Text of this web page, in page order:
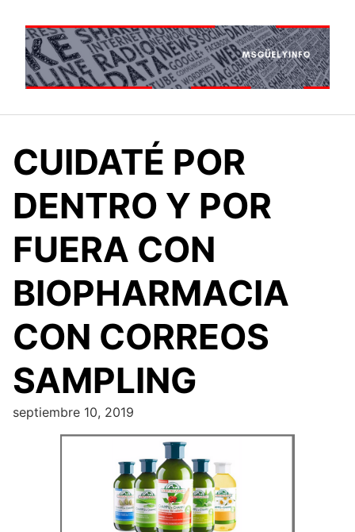
contenido
CUIDATÉ POR
DENTRO Y POR
FUERA CON
BIOPHARMACIA
CON CORREOS
SAMPLING
septiembre 10, 2019